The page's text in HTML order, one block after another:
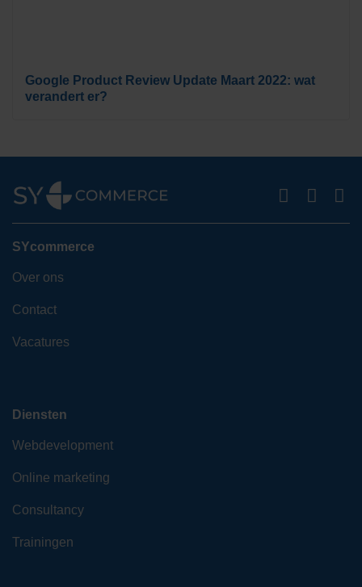
Google Product Review Update Maart 2022: wat
verandert er?
SYcommerce
Over ons
Contact
Vacatures
Diensten
Webdevelopment
Online marketing
Consultancy
Trainingen